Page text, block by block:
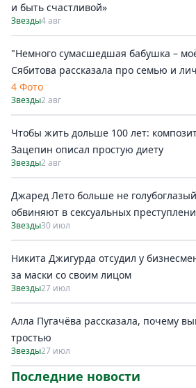
и быть счастливой»
Звезды4 авг
"Немного сумасшедшая бабушка –
Сябитова рассказала про семью и
4 Фото
Звезды2 авг
Чтобы жить дольше 100 лет:
Зацепин описал простую диету
Звезды2 авг
Джаред Лето больше не
обвиняют в сексуальных
Звезды30 июл
Никита Джигурда отсудил у
за маски со своим лицом
Звезды27 июл
Алла Пугачёва рассказала, почему
тростью
Звезды27 июл
Последние новости